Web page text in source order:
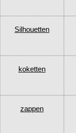
Silhouetten
koketten
zappen